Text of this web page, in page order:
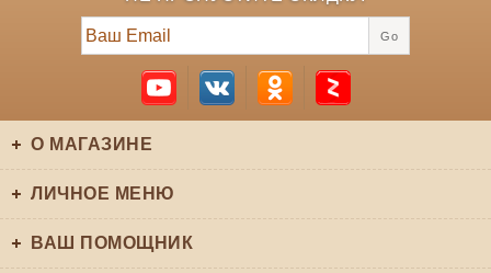
Go
О МАГАЗИНЕ
ЛИЧНОЕ МЕНЮ
ВАШ ПОМОЩНИК